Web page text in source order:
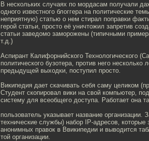
В нескольких случаях по мордасам получали
одного известного блоггера на политические
неприятную) статью о нем стирал поправки
герой статьи, просто её уничтожил запретив
статьи заведомо заморожены (типичными
т.д.)
Аспирант Калифорнийского Технологического
политического бузотера, против него
предыдущей выходки, поступил просто.
Википедия дает скачивать себя саму целиком
Студент скопировал вики на свой компьютер,
систему для всеобщего доступа. Работает она
пользователь указывает название
технические службы) набор IP-адресов,
анонимных правок в Ввикипедии и выводится
той организации.